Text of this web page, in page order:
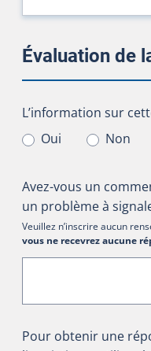
Évaluation de
L’information sur
L’information sur
Oui
Non
Avez-vous un
un problème à
Veuillez n’inscrire aucun
vous ne recevrez aucune
Pour obtenir une